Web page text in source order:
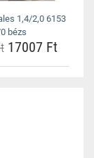
1,4/2,0 6153
bézs
17007 Ft